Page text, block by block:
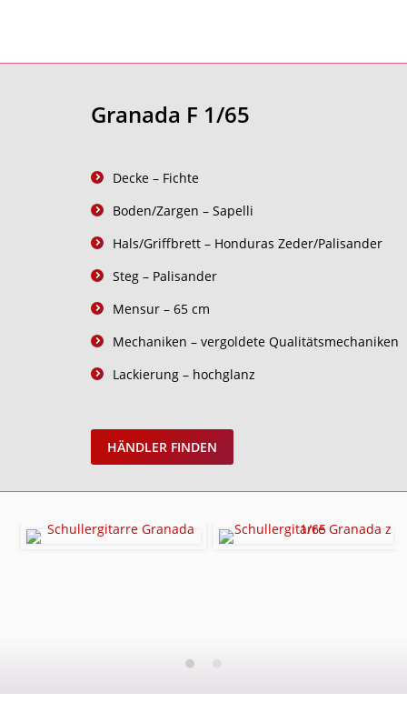
Granada F 1/65
Decke – Fichte
Boden/Zargen – Sapelli
Hals/Griffbrett – Honduras Zeder/Palisander
Steg – Palisander
Mensur – 65 cm
Mechaniken – vergoldete Qualitätsmechaniken
Lackierung – hochglanz
HÄNDLER FINDEN